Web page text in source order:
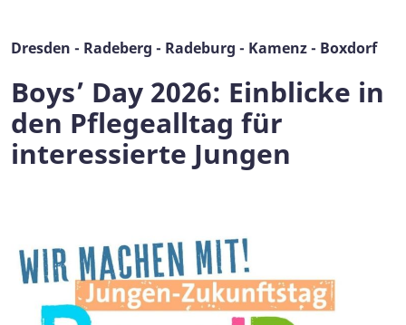
Dresden - Radeberg - Radeburg - Kamenz - Boxdorf
Boys’ Day 2026: Einblicke in
den Pflegealltag für
interessierte Jungen